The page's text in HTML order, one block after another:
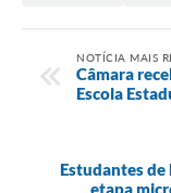
NOTÍCIA MAIS
Câmara
Escola
Estudantes de
etapa